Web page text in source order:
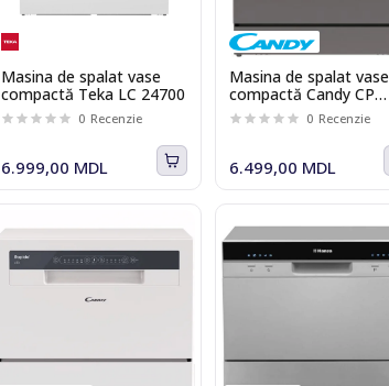
Masina de spalat vase
compactă Teka LC 24700
0 Recenzie
6.999,00 MDL
Masina de spalat vase
compactă Candy CP
8F9FFA
0 Recenzie
6.499,00 MDL